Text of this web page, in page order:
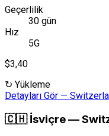
Geçerlilik
30 gün
Hız
5G
$3,40
↻ Yükleme
Detayları Gör —
🇨🇭 İsviçre—